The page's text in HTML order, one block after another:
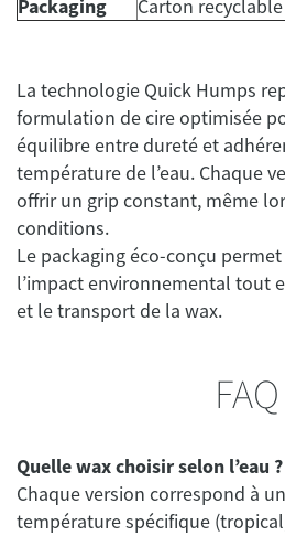
Packaging Carton
La technologie Quick Humps
formulation de cire optimisée
équilibre entre dureté et
température de l’eau. Chaque
offrir un grip constant, même
conditions.
Le packaging éco-conçu
l’impact environnemental tout
et le transport de la wax.
FAQ
Quelle wax choisir selon l’eau ?
Chaque version correspond à
température spécifique